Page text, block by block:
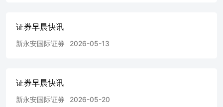
临接管改组。财联社称，祝九胜1月17日凌晨更新了微信朋
普遍增长，前月数据也被上修，显示假日购物季消费需求强
报拟聘投行准备在港第二上市：据《彭博》引述消息人士报
道，中国能量饮料制造商东鹏饮料(沪：605499)接近聘请摩
根士丹利、瑞银以及华泰证券等，协助安排在香港作第二上
证券早晨快讯
新永安国际证券 2026-05-13
证券早晨快讯
新永安国际证券 2026-05-20